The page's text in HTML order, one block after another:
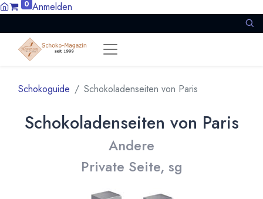
0 Anmelden
Schokoguide Schokoladenseiten von Paris
Schokoladenseiten von Paris
Andere
Private Seite, sg